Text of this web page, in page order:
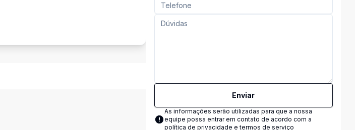
Enviar
As informações serão utilizadas para que a nossa
equipe possa entrar em contato de acordo com a
política de privacidade e termos de serviço